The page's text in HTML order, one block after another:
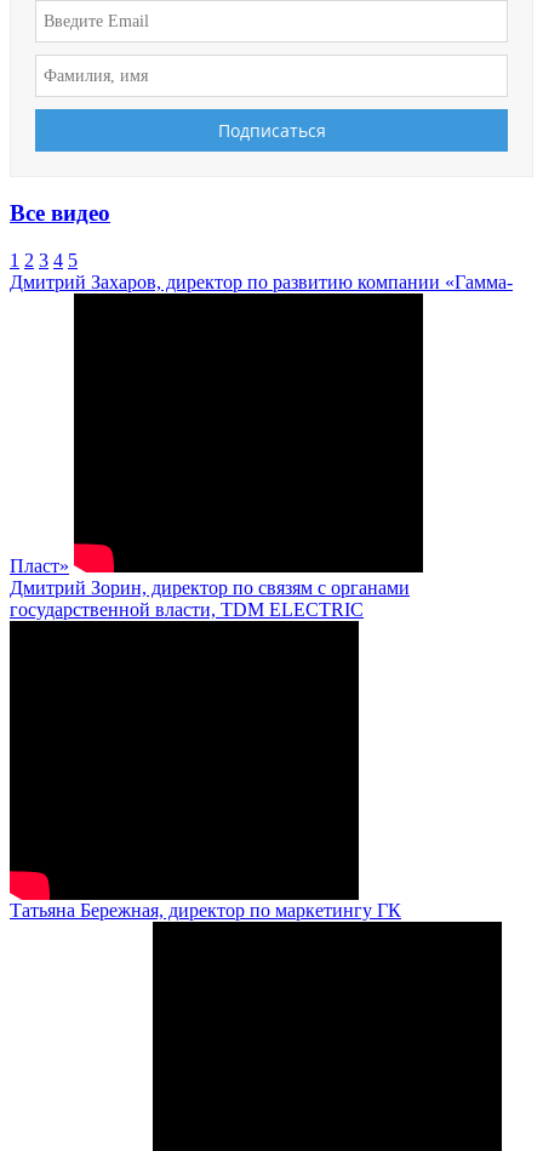
Все видео
1 2 3 4 5
Дмитрий Захаров, директор по развитию компании «Гамма-
Пласт»
Дмитрий Зорин, директор по связям с органами
государственной власти, TDM ELECTRIC
Татьяна Бережная, директор по маркетингу ГК